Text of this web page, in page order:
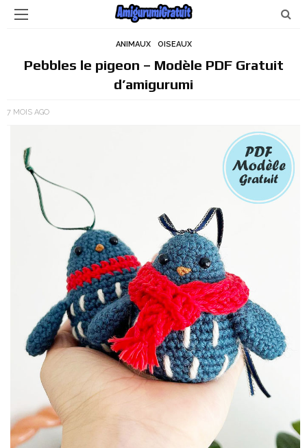
ANIMAUX OISEAUX
Pebbles le pigeon – Modèle PDF Gratuit
d’amigurumi
7 MOIS AGO